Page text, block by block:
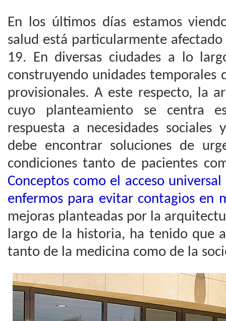
En los últimos días estamos
salud está particularmente
19. En diversas ciudades a lo
construyendo unidades temporales
provisionales. A este respecto, la
cuyo planteamiento se centra
respuesta a necesidades sociales
debe encontrar soluciones de
condiciones tanto de pacientes
Conceptos como el acceso
enfermos para evitar contagios en
mejoras planteadas por la
largo de la historia, ha tenido que
tanto de la medicina como de la